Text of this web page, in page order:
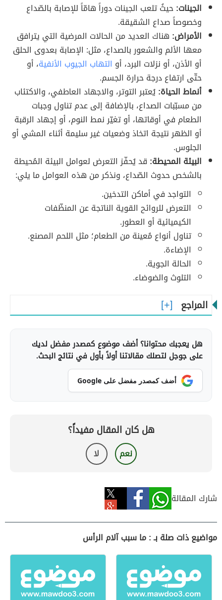
الجينات:حيثُ تلعب الجينات دوراً هامّاً للإصابة بالصّداع
وخصوصاً صداع الشقيقة.
الأمراض: هناك العديد من الحالات المرضية التي يترافق
معها الألم والشعور بالصداع، مثل: الإصابة بعدوى الحلق
أو الأذن، أو نزلات البرد، أو التهاب الجيوب الأنفية، أو
حتّى ارتفاع درجة حرارة الجسم.
أنماط الحياة:يُعتبر التوتر، والاجهاد العاطفي، والاكتئاب
من مسبّبات الصداع، بالإضافة إلى عدم تناول وجبات
الطعام في أوقاتها، أو تغيّر نمط النوم، أو إجهاد الرقبة
أو الظهر نتيجة اتخاذ وضعيات غير سليمة أثناء المشي أو
الجلوس.
البيئة المحيطة: قد يُحفّز التعرض لعوامل البيئة المُحيطة
بالشخص حدوث الصّداع، ونذكر من هذه العوامل ما يلي:
التواجد في أماكن التدخين.
التعرض للروائح القوية الناتجة عن المنظّفات
الكيميائية أو العطور.
تناول أنواع مُعينة من الطعام؛ مثل اللحم المصنع.
الإضاءة.
الحالة الجوية.
التلوث والضوضاء.
المراجع
هل يعجبك محتوانا؟ أضف موضوع كمصدر مفضل لديك
على جوجل لتصلك مقالاتنا أولاً بأول في نتائج البحث.
أضف كمصدر مفضل على Google
هل كان المقال مفيداً؟
نعم لا
شارك المقالة
مواضيع ذات صلة بـ : ما سبب آلام الرأس